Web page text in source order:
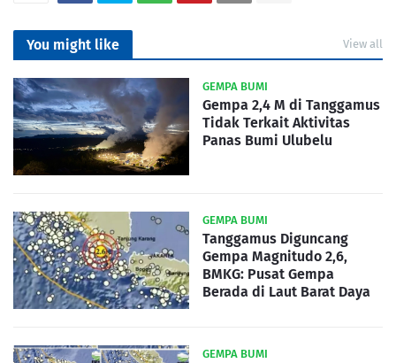
You might like View all
GEMPA BUMI
Gempa 2,4 M di Tanggamus
Tidak Terkait Aktivitas
Panas Bumi Ulubelu
GEMPA BUMI
Tanggamus Diguncang
Gempa Magnitudo 2,6,
BMKG: Pusat Gempa
Berada di Laut Barat Daya
GEMPA BUMI